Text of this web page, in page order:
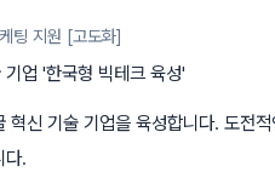
팅 지원 [고도화]
업 '한국형 빅테크 육성'
혁신 기술 기업을 육성합니다. 도전
다.